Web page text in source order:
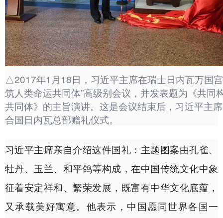
△2017年1月18日，习近平主席在瑞士日内瓦万国
筑人类命运共同体”高级别会议，并发表题为《共同
共同体》的主旨演讲。这是会议结束后，习近平主
合国日内瓦总部赠礼仪式。
习近平主席亲自介绍这件国礼：主题图案由孔雀、
牡丹、玉兰、和平鸽等构成，在中国传统文化中象
征着安定祥和、繁荣发展，既富有中华文化底蕴，
又承载美好寓意。他表示，中国愿同世界各国一